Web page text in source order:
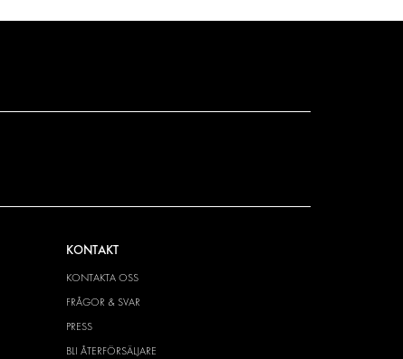
KONTAKT
KONTAKTA OSS
FRÅGOR & SVAR
PRESS
BLI ÅTERFÖRSÄLJARE